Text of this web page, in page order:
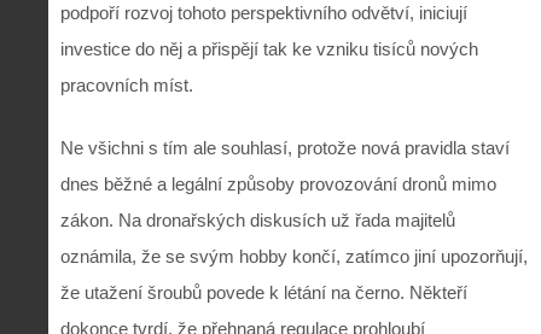
podpoří rozvoj tohoto perspektivního odvětví, iniciují
investice do něj a přispějí tak ke vzniku tisíců nových
pracovních míst.
Ne všichni s tím ale souhlasí, protože nová pravidla staví
dnes běžné a legální způsoby provozování dronů mimo
zákon. Na dronařských diskusích už řada majitelů
oznámila, že se svým hobby končí, zatímco jiní upozorňují,
že utažení šroubů povede k létání na černo. Někteří
dokonce tvrdí, že přehnaná regulace prohloubí